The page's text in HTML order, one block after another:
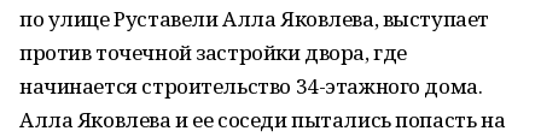
по улице Руставели Алла Яковлева, выступает
против точечной застройки двора, где
начинается строительство 34-этажного дома.
Алла Яковлева и ее соседи пытались попасть на